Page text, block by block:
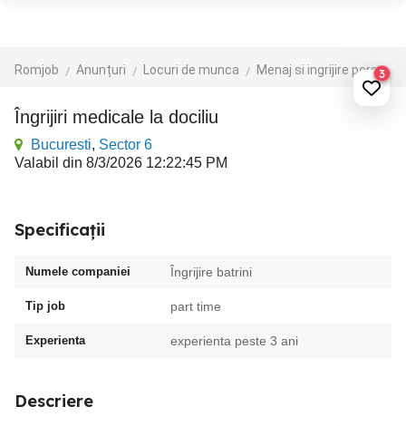
Romjob Anunțuri Locuri de munca Menaj si ingrijire persoane3
Îngrijiri medicale la dociliu
Bucuresti, Sector 6
Valabil din 8/3/2026 12:22:45 PM
Specificații
Numele companiei Îngrijire batrini
Tip job part time
Experienta experienta peste 3 ani
Descriere